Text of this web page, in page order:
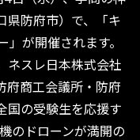
県防府市）で、「キ
が開催されます。
ネスレ日本株式会社
府商工会議所・防府
国の受験生を応援す
のドローンが満開の